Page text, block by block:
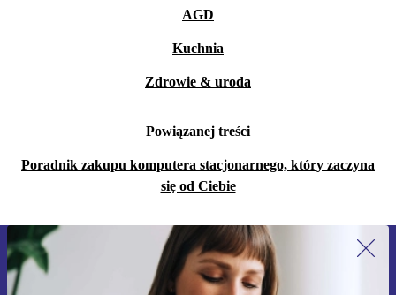
AGD
Kuchnia
Zdrowie & uroda
Powiązanej treści
Poradnik zakupu komputera stacjonarnego, który zaczyna
się od Ciebie
Zapisz się na nasz newsletter!
Nie przegap żadnej oferty.